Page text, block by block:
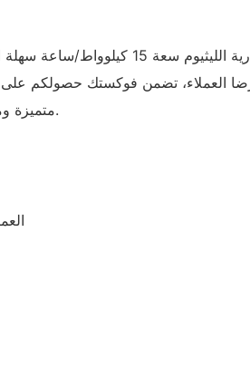
في فوكستك، نقدم لعملائنا حلول
العملاء، تضمن فوكستك حصولكم
متميزة وموثوقة، ونجعل احتياجاتكم من الطاقة أولويتنا القصوى. اكتشفوا الفرق مع فوكستك اليوم.
العمر